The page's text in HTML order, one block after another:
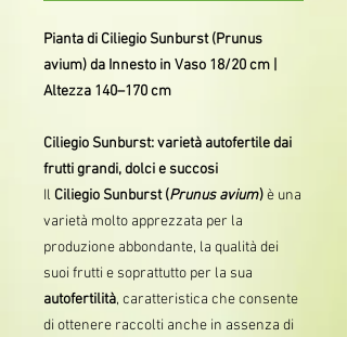
Pianta di Ciliegio Sunburst (Prunus
avium) da Innesto in Vaso 18/20 cm |
Altezza 140–170 cm
Ciliegio Sunburst: varietà autofertile dai
frutti grandi, dolci e succosi
Il Ciliegio Sunburst (Prunus avium)è una
varietà molto apprezzata per la
produzione abbondante, la qualità dei
suoi frutti e soprattutto per la sua
autofertilità, caratteristica che consente
di ottenere raccolti anche in assenza di